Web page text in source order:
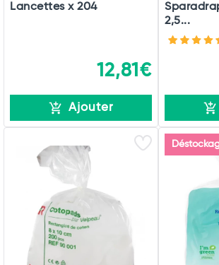
Lancettes x 204
12,81€
Ajouter
2,5...